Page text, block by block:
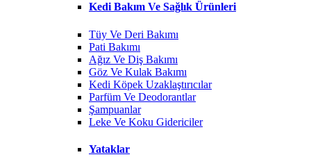
Kedi Bakım Ve Sağlık Ürünleri
Tüy Ve Deri Bakımı
Pati Bakımı
Ağız Ve Diş Bakımı
Göz Ve Kulak Bakımı
Kedi Köpek Uzaklaştırıcılar
Parfüm Ve Deodorantlar
Şampuanlar
Leke Ve Koku Gidericiler
Yataklar